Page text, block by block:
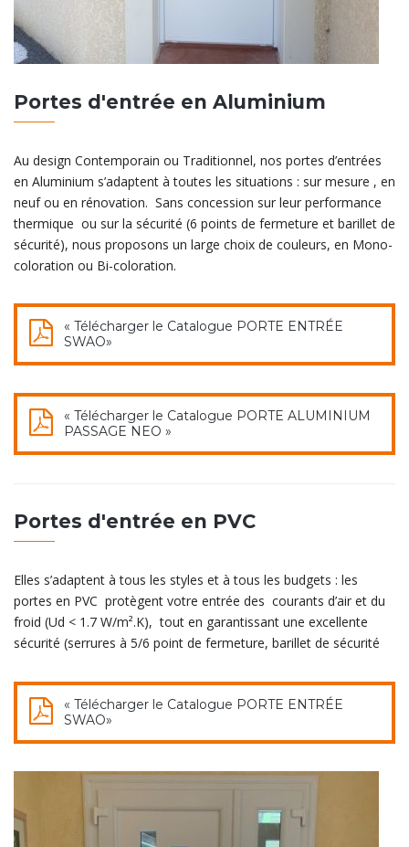
Portes d'entrée en Aluminium
Au design Contemporain ou Traditionnel, nos portes d’entrées
en Aluminium s’adaptent à toutes les situations : sur mesure , en
neuf ou en rénovation. Sans concession sur leur performance
thermique ou sur la sécurité (6 points de fermeture et barillet de
sécurité), nous proposons un large choix de couleurs, en Mono-
coloration ou Bi-coloration.
« Télécharger le Catalogue PORTE ENTRÉE
SWAO»
« Télécharger le Catalogue PORTE ALUMINIUM
PASSAGE NEO »
Portes d'entrée en PVC
Elles s’adaptent à tous les styles et à tous les budgets : les
portes en PVC protègent votre entrée des courants d’air et du
froid (Ud < 1.7 W/m².K), tout en garantissant une excellente
sécurité (serrures à 5/6 point de fermeture, barillet de sécurité
« Télécharger le Catalogue PORTE ENTRÉE
SWAO»